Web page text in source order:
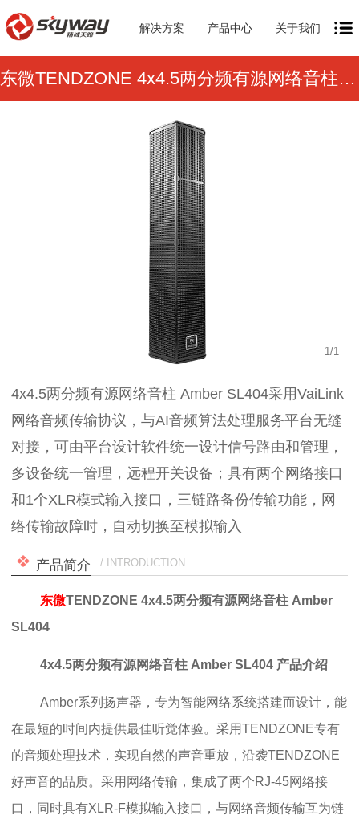
解决方案 产品中心 关于我们
东微TENDZONE 4x4.5两分频有源网络音柱 Amber SL404
1/1
4x4.5两分频有源网络音柱 Amber SL404采用VaiLink
网络音频传输协议，与AI音频算法处理服务平台无缝
对接，可由平台设计软件统一设计信号路由和管理，
多设备统一管理，远程开关设备；具有两个网络接口
和1个XLR模式输入接口，三链路备份传输功能，网
络传输故障时，自动切换至模拟输入
产品简介 / INTRODUCTION
东微TENDZONE 4x4.5两分频有源网络音柱 Amber
SL404
4x4.5两分频有源网络音柱 Amber SL404 产品介绍
Amber系列扬声器，专为智能网络系统搭建而设计，能
在最短的时间内提供最佳听觉体验。采用TENDZONE专有
的音频处理技术，实现自然的声音重放，沿袭TENDZONE
好声音的品质。采用网络传输，集成了两个RJ-45网络接
口，同时具有XLR-F模拟输入接口，与网络音频传输互为链